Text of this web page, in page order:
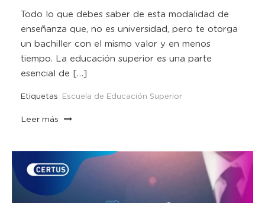
Todo lo que debes saber de esta modalidad de
enseñanza que, no es universidad, pero te otorga
un bachiller con el mismo valor y en menos
tiempo. La educación superior es una parte
esencial de […]
Etiquetas Escuela de Educación Superior
Leer más